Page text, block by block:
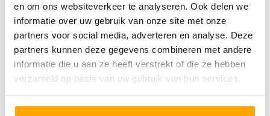
en om ons websiteverkeer te analyseren. Ook delen we
informatie over uw gebruik van onze site met onze
partners voor social media, adverteren en analyse. Deze
partners kunnen deze gegevens combineren met andere
informatie die u aan ze heeft verstrekt of die ze hebben
verzameld op basis van uw gebruik van hun services.
badkamer op de begane grond.
• Badkamer uitgerust met een inloopdouche,
wastafel en toilet.
• Ruim perceel met een diepe achtertuin en
een achterom.